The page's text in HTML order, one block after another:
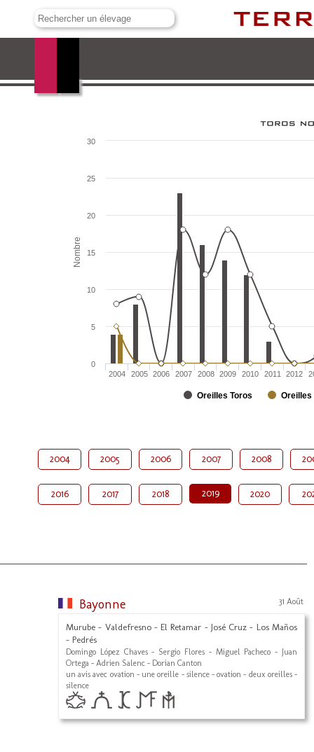
Nombre
Oreilles Toros Oreilles
2004 2005 2006 2007 2008 2009 2010 2011 2012
0
5
10
15
20
25
30
2004 2005 2006 2007 2008
2016 2017 2018 2019 2020
Bayonne 31 Août
Murube - Valdefresno - El Retamar - José Cruz - Los Maños
- Pedrés
Domingo López Chaves - Sergio Flores - Miguel Pacheco - Juan
Ortega - Adrien Salenc - Dorian Canton
un avis avec ovation - une oreille - silence - ovation - deux oreilles -
silence